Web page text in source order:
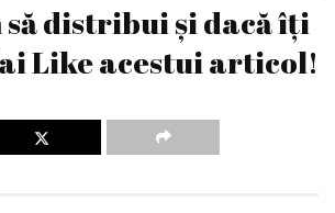
să distribui și dacă îți
Like acestui articol!